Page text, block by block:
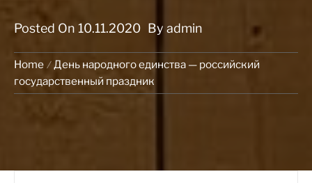
Posted On 10.11.2020 By admin
Home
День народного единства — российский
государственный праздник